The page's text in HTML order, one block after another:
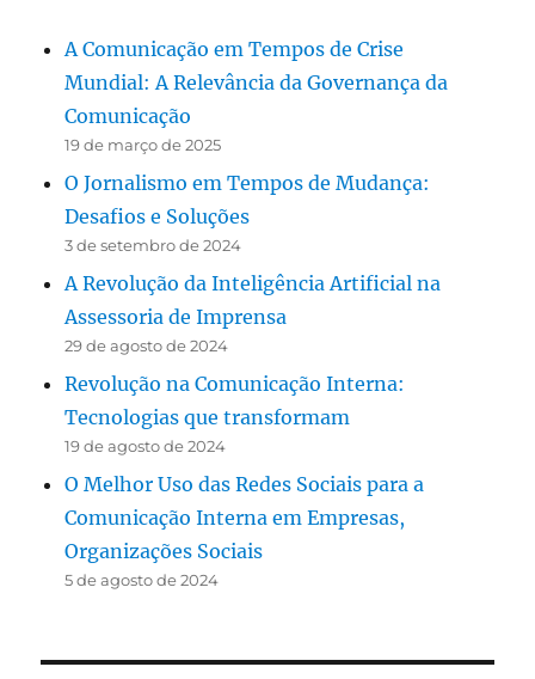
A Comunicação em Tempos de Crise
Mundial: A Relevância da Governança da
Comunicação
19 de março de 2025
O Jornalismo em Tempos de Mudança:
Desafios e Soluções
3 de setembro de 2024
A Revolução da Inteligência Artificial na
Assessoria de Imprensa
29 de agosto de 2024
Revolução na Comunicação Interna:
Tecnologias que transformam
19 de agosto de 2024
O Melhor Uso das Redes Sociais para a
Comunicação Interna em Empresas,
Organizações Sociais
5 de agosto de 2024